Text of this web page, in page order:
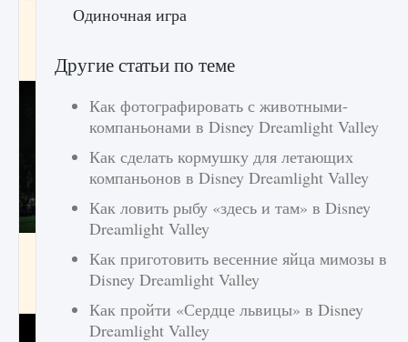
Как приручить существ из степей Тамура в
9 августа 2024 1 164
Как исправить ошибку EA FC 25 beta,
которая не работает
Одиночная игра
Другие статьи по теме
Как фотографировать с животными-
компаньонами в Disney Dreamlight Valley
Как сделать кормушку для летающих
компаньонов в Disney Dreamlight Valley
Как ловить рыбу «здесь и там» в Disney
Dreamlight Valley
Как приготовить весенние яйца мимозы в
Disney Dreamlight Valley
Как пройти «Сердце львицы» в Disney
Dreamlight Valley